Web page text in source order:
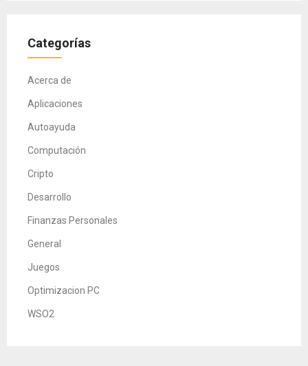
Categorías
Acerca de
Aplicaciones
Autoayuda
Computación
Cripto
Desarrollo
Finanzas Personales
General
Juegos
Optimizacion PC
WSO2